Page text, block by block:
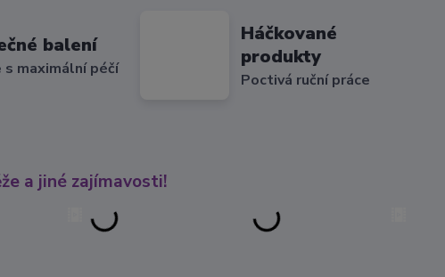
balení
s maximální péčí
Háčkované
produkty
Poctivá ruční práce
a jiné zajímavosti!